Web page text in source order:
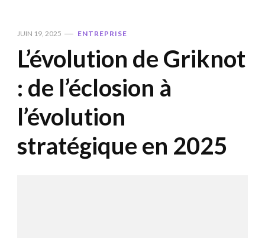
JUIN 19, 2025 ENTREPRISE
L’évolution de Griknot
: de l’éclosion à
l’évolution
stratégique en 2025